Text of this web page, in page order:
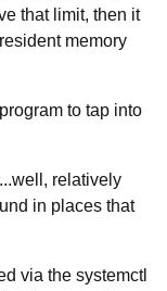
that limit, then it
memory
to tap into
relatively
in places that
via the systemctl